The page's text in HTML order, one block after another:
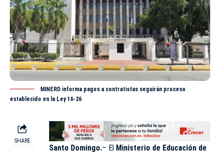
MINERD informa pagos a contratistas seguirán proceso
establecido en la Ley 16-26
SHARE
Santo Domingo.– El Ministerio de Educación de